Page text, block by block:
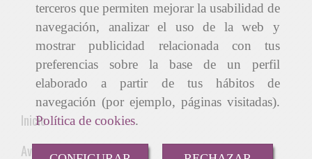
terceros que permiten mejorar la usabilidad de
navegación, analizar el uso de la web y
mostrar publicidad relacionada con tus
preferencias sobre la base de un perfil
elaborado a partir de tus hábitos de
navegación (por ejemplo, páginas visitadas).
Política de cookies.
Inicio
Aviso Legal